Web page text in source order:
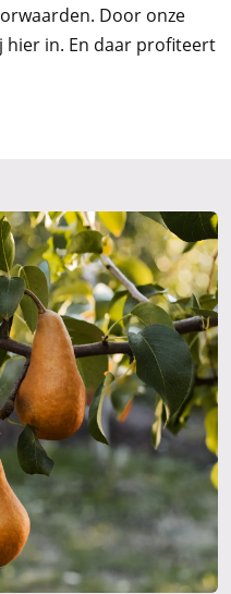
Door onze
hier in. En daar profiteert